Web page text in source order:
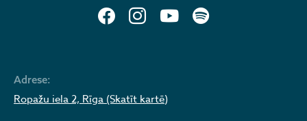
Adrese:
Ropažu iela 2, Rīga (Skatīt kartē)